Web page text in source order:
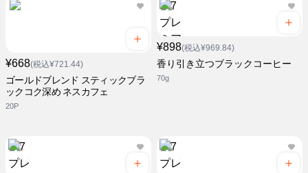
¥668(税込¥721.44)
ゴールドブレンド スティックブラ
ックコク深め ネスカフェ
20P
¥898(税込¥969.84)
香り引き立つブラックコーヒー
70g